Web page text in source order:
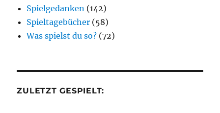
Spielgedanken (142)
Spieltagebücher (58)
Was spielst du so? (72)
ZULETZT GESPIELT: